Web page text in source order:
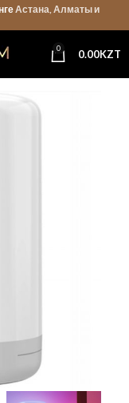
Астана, Алматы и
0 0.00KZT